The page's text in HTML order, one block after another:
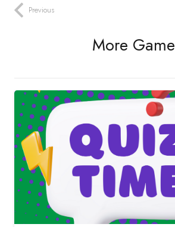
Previous
More Game